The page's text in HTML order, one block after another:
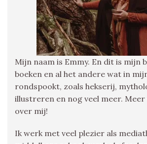
Mijn naam is Emmy. En dit is mijn
boeken en al het andere wat in
rondspookt, zoals hekserij,
illustreren en nog veel meer. Meer
over mij!
Ik werk met veel plezier als